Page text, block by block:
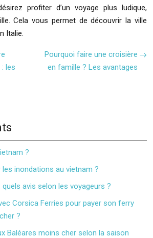
profiter d’un voyage plus ludique,
Cela vous permet de découvrir la ville
Italie.
les
Pourquoi faire une croisière
en famille ? Les avantages
?
inondations au vietnam ?
avis selon les voyageurs ?
Corsica Ferries pour payer son ferry
?
Baléares moins cher selon la saison